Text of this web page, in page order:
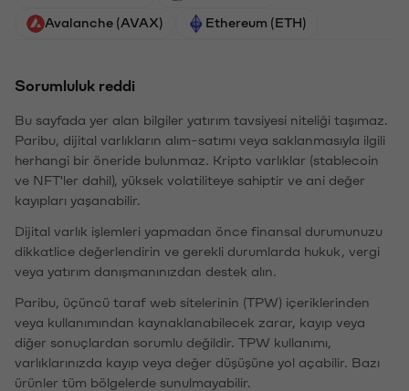
Avalanche (AVAX) Ethereum (ETH)
Sorumluluk reddi
Bu sayfada yer alan bilgiler yatırım tavsiyesi niteliği taşımaz.
Paribu, dijital varlıkların alım-satımı veya saklanmasıyla ilgili
herhangi bir öneride bulunmaz. Kripto varlıklar (stablecoin
ve NFT'ler dahil), yüksek volatiliteye sahiptir ve ani değer
kayıpları yaşanabilir.
Dijital varlık işlemleri yapmadan önce finansal durumunuzu
dikkatlice değerlendirin ve gerekli durumlarda hukuk, vergi
veya yatırım danışmanınızdan destek alın.
Paribu, üçüncü taraf web sitelerinin (TPW) içeriklerinden
veya kullanımından kaynaklanabilecek zarar, kayıp veya
diğer sonuçlardan sorumlu değildir. TPW kullanımı,
varlıklarınızda kayıp veya değer düşüşüne yol açabilir. Bazı
ürünler tüm bölgelerde sunulmayabilir.